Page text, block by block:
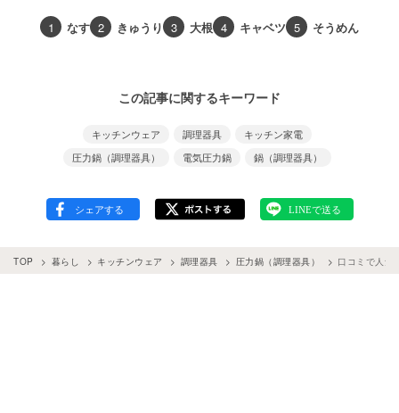
1 なす 2 きゅうり 3 大根 4 キャベツ 5 そうめん
この記事に関するキーワード
キッチンウェア 調理器具
キッチン家電
圧力鍋（調理器具）
電気圧力鍋 鍋（調理器具）
TOP 暮らし キッチンウェア 調理器具 圧力鍋（調理器具） 口コミで人気